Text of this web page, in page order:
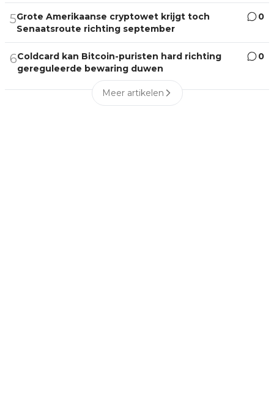
5Grote Amerikaanse cryptowet krijgt toch
Senaatsroute richting september
0
6Coldcard kan Bitcoin-puristen hard richting
gereguleerde bewaring duwen
0
Meer artikelen